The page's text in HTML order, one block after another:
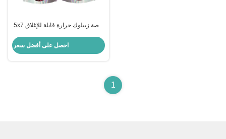
5x7 بوصة زيبلوك حرارة قابلة للإغلاق
الحقائب للحفلات التجارية التعبئة
احصل على أفضل سعر
1